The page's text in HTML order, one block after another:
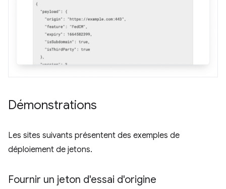
Démonstrations
Les sites suivants présentent des exemples de
déploiement de jetons.
Fournir un jeton d'essai d'origine